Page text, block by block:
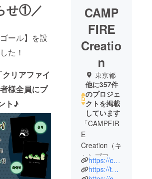
せ①／
ール】を設
た！
リアファイ
様全員にプ
ト♪
CAMP
FIRE
Creatio
n
東京都
他に357件
のプロジェ
クトを掲載
しています
「CAMPFIR
E
Creation（キ
ャンプファ
イヤー クリ
https://camp-fire.jp/creation
https://twitter.com/CF_Creation